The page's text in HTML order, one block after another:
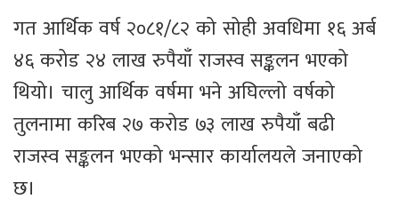
गत आर्थिक वर्ष २०८१/८२ को सोही अवधिमा १६ अर्ब
४६ करोड २४ लाख रुपैयाँ राजस्व सङ्कलन भएको
थियो। चालु आर्थिक वर्षमा भने अघिल्लो वर्षको
तुलनामा करिब २७ करोड ७३ लाख रुपैयाँ बढी
राजस्व सङ्कलन भएको भन्सार कार्यालयले जनाएको
छ।